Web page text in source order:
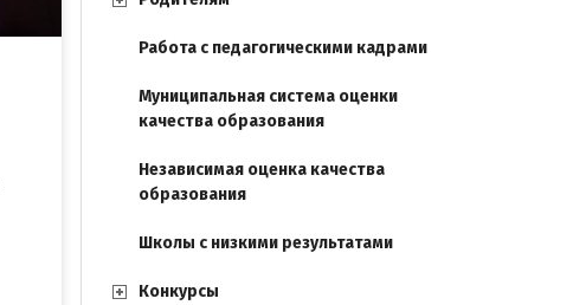
Работа с педагогическими кадрами
Муниципальная система оценки
качества образования
Независимая оценка качества
образования
Школы с низкими результатами
Конкурсы